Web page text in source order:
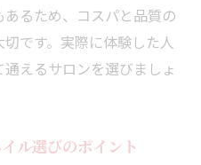
るため、コスパと品質の
です。実際に体験した人
えるサロンを選びましょ
ル選びのポイント